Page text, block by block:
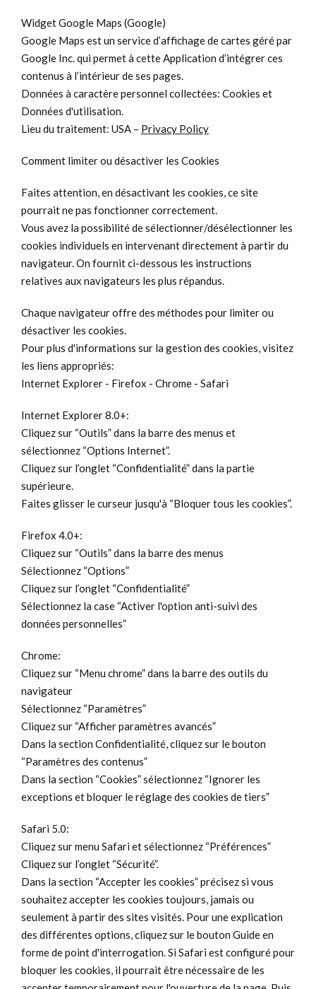
Widget Google Maps (Google)
Google Maps est un service d’affichage de cartes géré par
Google Inc. qui permet à cette Application d’intégrer ces
contenus à l’intérieur de ses pages.
Données à caractère personnel collectées: Cookies et
Données d'utilisation.
Lieu du traitement: USA – Privacy Policy
Comment limiter ou désactiver les Cookies
Faites attention, en désactivant les cookies, ce site
pourrait ne pas fonctionner correctement.
Vous avez la possibilité de sélectionner/désélectionner les
cookies individuels en intervenant directement à partir du
navigateur. On fournit ci-dessous les instructions
relatives aux navigateurs les plus répandus.
Chaque navigateur offre des méthodes pour limiter ou
désactiver les cookies.
Pour plus d'informations sur la gestion des cookies, visitez
les liens appropriés:
Internet Explorer - Firefox - Chrome - Safari
Internet Explorer 8.0+:
Cliquez sur “Outils” dans la barre des menus et
sélectionnez “Options Internet”.
Cliquez sur l’onglet “Confidentialité” dans la partie
supérieure.
Faites glisser le curseur jusqu'à “Bloquer tous les cookies”.
Firefox 4.0+:
Cliquez sur “Outils” dans la barre des menus
Sélectionnez “Options”
Cliquez sur l’onglet “Confidentialité”
Sélectionnez la case “Activer l'option anti-suivi des
données personnelles”
Chrome:
Cliquez sur “Menu chrome” dans la barre des outils du
navigateur
Sélectionnez “Paramètres”
Cliquez sur “Afficher paramètres avancés”
Dans la section Confidentialité, cliquez sur le bouton
“Paramètres des contenus”
Dans la section “Cookies” sélectionnez “Ignorer les
exceptions et bloquer le réglage des cookies de tiers”
Safari 5.0:
Cliquez sur menu Safari et sélectionnez “Préférences”
Cliquez sur l’onglet “Sécurité”.
Dans la section “Accepter les cookies” précisez si vous
souhaitez accepter les cookies toujours, jamais ou
seulement à partir des sites visités. Pour une explication
des différentes options, cliquez sur le bouton Guide en
forme de point d'interrogation. Si Safari est configuré pour
bloquer les cookies, il pourrait être nécessaire de les